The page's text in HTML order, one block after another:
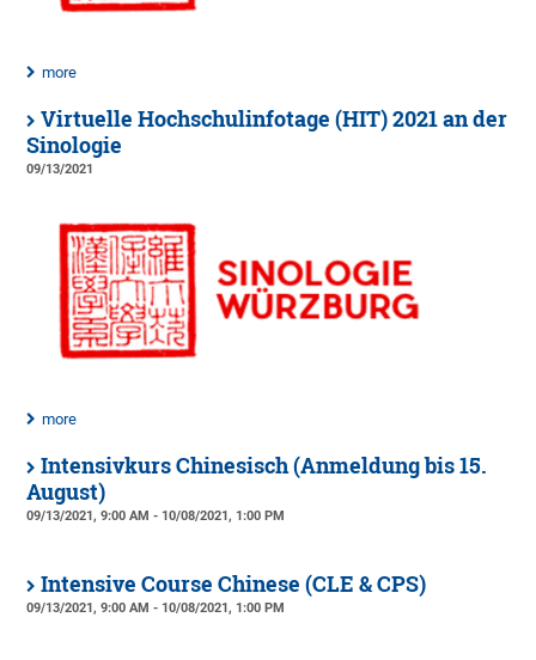
more
Virtuelle Hochschulinfotage (HIT) 2021 an der
Sinologie
09/13/2021
more
Intensivkurs Chinesisch (Anmeldung bis 15.
August)
09/13/2021, 9:00 AM - 10/08/2021, 1:00 PM
Intensive Course Chinese (CLE & CPS)
09/13/2021, 9:00 AM - 10/08/2021, 1:00 PM